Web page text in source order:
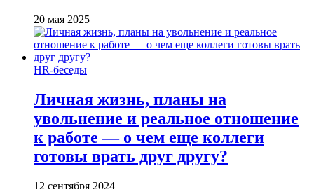
20 мая 2025
HR-беседы
Личная жизнь, планы на
увольнение и реальное отношение
к работе — о чем еще коллеги
готовы врать друг другу?
12 сентября 2024